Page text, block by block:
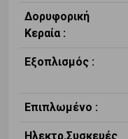
Δορυφορική
Κεραία :
Εξοπλισμός :
Επιπλωμένο :
Ηλεκτρ.Συσκευές